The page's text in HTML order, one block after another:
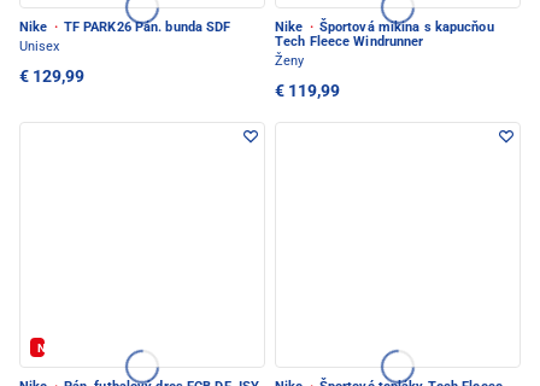
Nike · TF PARK26 Pán. bunda SDF
Unisex
€ 129,99
Nike · Športová mikina s kapucňou
Tech Fleece Windrunner
Ženy
€ 119,99
Nové